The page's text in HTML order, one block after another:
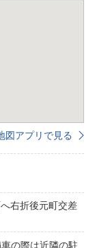
図アプリで見る
右折後元町交差
の際は近隣の駐